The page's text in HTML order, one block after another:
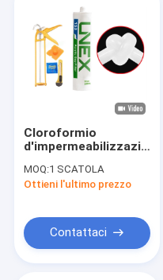
Cloroformio
d'impermeabilizzazione
d'acqua Paintable
non tossico
MOQ:1 SCATOLA
Ottieni l'ultimo prezzo
Contattaci